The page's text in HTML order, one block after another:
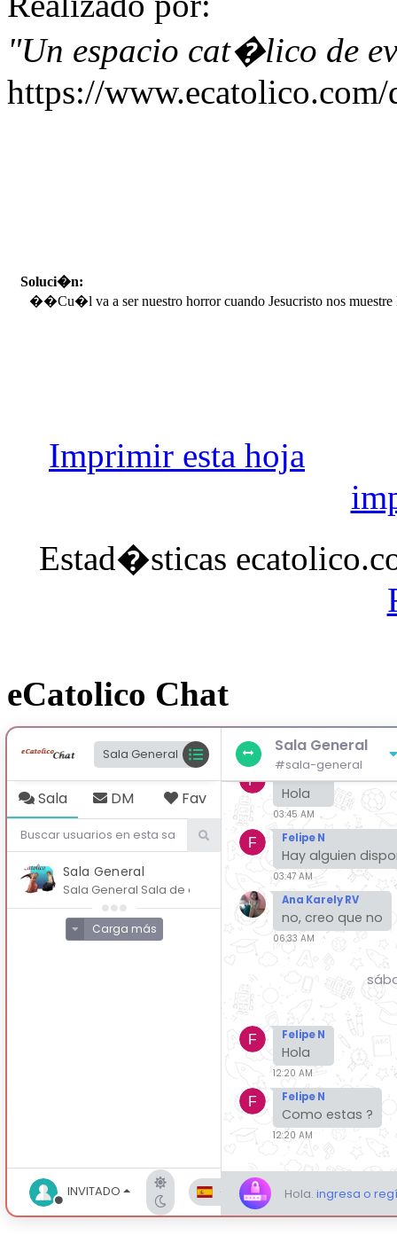
"Un espacio cat�lico de
https://
Soluci�n:
��Cu�l va a ser nuestro horror cuando Jesucristo nos muestre
Imprimir esta hoja
Estad�sticas
eCatolico Chat